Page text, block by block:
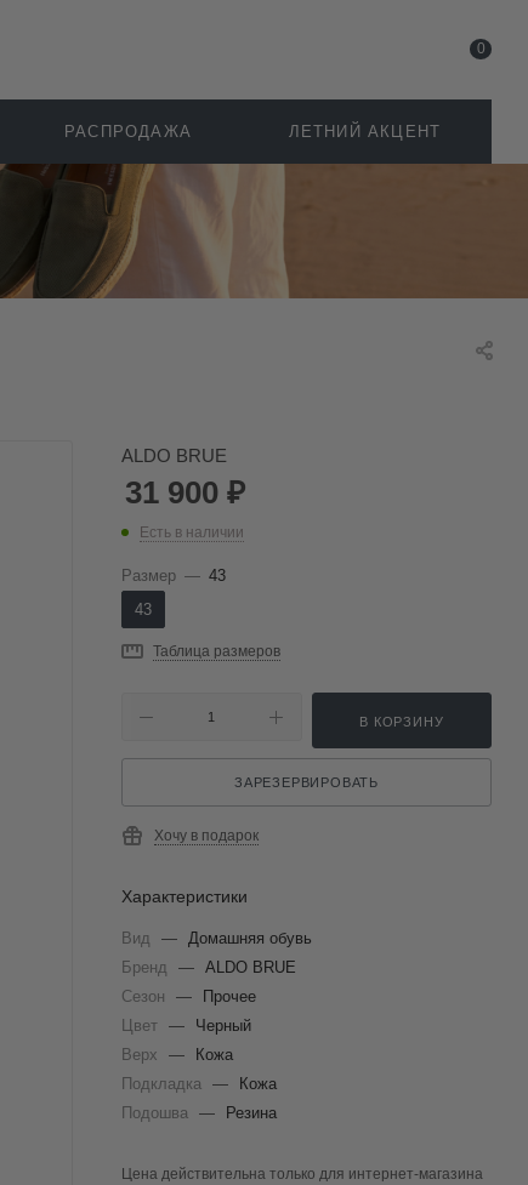
0
РАСПРОДАЖА ЛЕТНИЙ АКЦЕНТ
ALDO BRUE
31 900 ₽
Есть в наличии
Размер — 43
43
Таблица размеров
В КОРЗИНУ
ЗАРЕЗЕРВИРОВАТЬ
Хочу в подарок
Характеристики
Вид — Домашняя обувь
Бренд
— ALDO BRUE
Сезон
—
Прочее
Цвет —
Черный
Верх
—
Кожа
Подкладка —
Кожа
Подошва — Резина
Цена действительна только для интернет-магазина